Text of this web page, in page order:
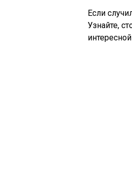
Если
Узнайте,